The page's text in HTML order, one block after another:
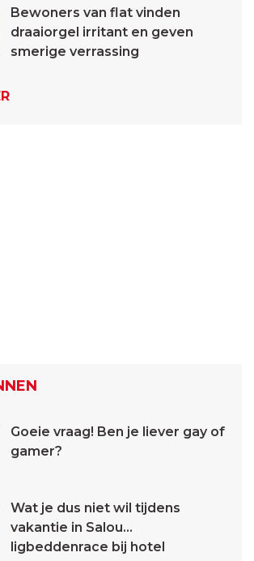
Bewoners van flat vinden
draaiorgel irritant en geven
smerige verrassing
Goeie vraag! Ben je liever gay of
gamer?
Wat je dus niet wil tijdens
vakantie in Salou...
ligbeddenrace bij hotel